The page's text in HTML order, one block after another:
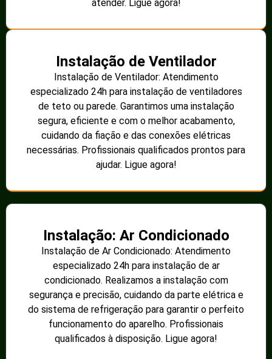
atender. Ligue agora!
Instalação de Ventilador
Instalação de Ventilador: Atendimento
especializado 24h para instalação de ventiladores
de teto ou parede. Garantimos uma instalação
segura, eficiente e com o melhor acabamento,
cuidando da fiação e das conexões elétricas
necessárias. Profissionais qualificados prontos para
ajudar. Ligue agora!
Instalação: Ar Condicionado
Instalação de Ar Condicionado: Atendimento
especializado 24h para instalação de ar
condicionado. Realizamos a instalação com
segurança e precisão, cuidando da parte elétrica e
do sistema de refrigeração para garantir o perfeito
funcionamento do aparelho. Profissionais
qualificados à disposição. Ligue agora!